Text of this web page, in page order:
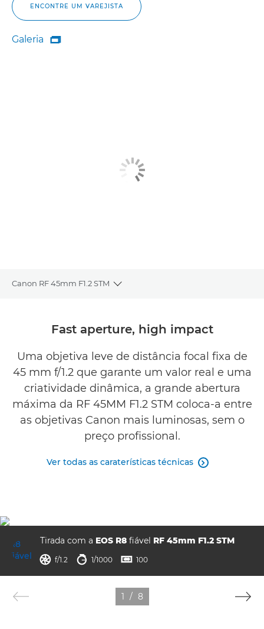
ENCONTRE UM VAREJISTA
Galeria
Galeria

Canon RF 45mm F1.2 STM
Toggle breadcrumbs
Galeria
Comentários
Fast aperture, high impact
Uma objetiva leve de distância focal fixa de
45 mm f/1.2 que garante um valor real e uma
criatividade dinâmica, a grande abertura
máxima da RF 45MM F1.2 STM coloca-a entre
as objetivas Canon mais luminosas, sem o
preço profissional.
Ver todas as caraterísticas técnicas 
Tirada com a EOS R8 fiável RF 45mm F1.2 STM
abertura
 f/1.2 velocidade do obturador
 1/1000 ISO
 100
1 / 8